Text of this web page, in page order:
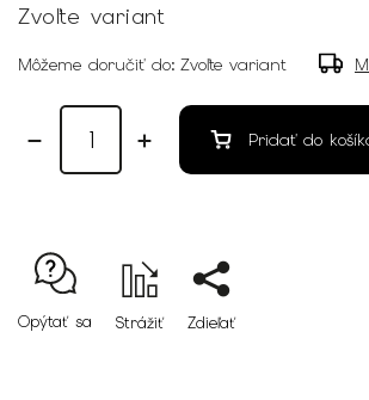
Zvoľte variant
Môžeme doručiť do: Zvoľte variant
Pridať do
Opýtať sa Strážiť Zdieľať